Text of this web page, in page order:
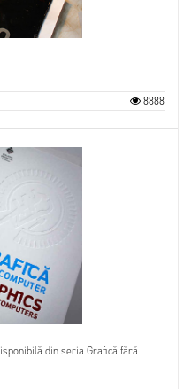
8888
din seria Grafică fără